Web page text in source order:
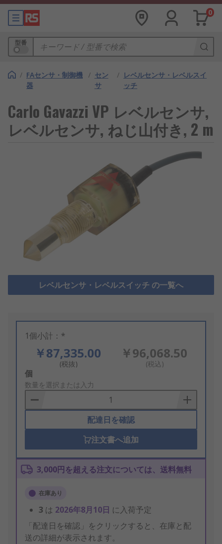
0
型番
/ FAセンサ・制御機
器
/ セン
サ
/ レベルセンサ・レベルスイ
ッチ
Carlo Gavazzi VP レベルセンサ,
レベルセンサ, ねじ山付き, 2 m
レベルセンサ・レベルスイッチ の一覧へ
1個小計：*
￥87,335.00
(税抜)
￥96,068.50
(税込)
Add
to
Basket
個
数量を選択または入力
配達日を確認
注文書へ追加
3,000円を超える注文については、送料無料
在庫あり
3 は 2026年8月10日 に入荷予定
「配達日を確認」をクリックすると、在庫と配
送の詳細が表示されます。